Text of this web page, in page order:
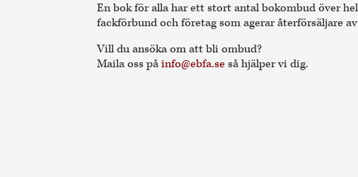
En bok för alla har ett stort antal bokombud över
fackförbund och företag som agerar återförsäljare
Vill du ansöka om att bli ombud?
Maila oss påinfo@ebfa.se så hjälper vi dig.